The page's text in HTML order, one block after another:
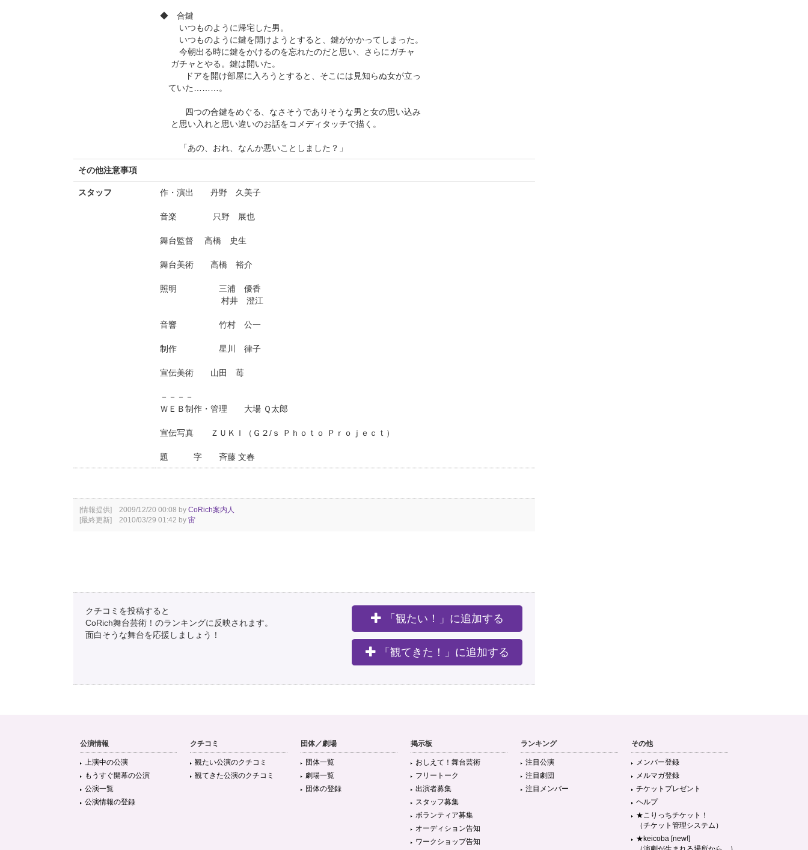
◆ 合鍵
いつものように帰宅した男。
いつものように鍵を開けようとすると、鍵がかかってしまった。
今朝出る時に鍵をかけるのを忘れたのだと思い、さらにガチャ
ガチャとやる。鍵は開いた。
ドアを開け部屋に入ろうとすると、そこには見知らぬ女が立っ
ていた………。
四つの合鍵をめぐる、なさそうでありそうな男と女の思い込み
と思い入れと思い違いのお話をコメディタッチで描く。
「あの、おれ、なんか悪いことしました？」
その他注意事項
スタッフ 作・演出 丹野 久美子
音楽 只野 展也
舞台監督 高橋 史生
舞台美術 高橋 裕介
照明 三浦 優香
村井 澄江
音響 竹村 公一
制作 星川 律子
宣伝美術 山田 苺
－－－－
ＷＥＢ制作・管理 大場 Ｑ太郎
宣伝写真 ＺＵＫＩ（Ｇ２/ｓ Ｐｈｏｔｏ Ｐｒｏｊｅｃｔ）
題 字 斉藤 文春
[情報提供] 2009/12/20 00:08 by CoRich案内人
[最終更新] 2010/03/29 01:42 by 宙
クチコミを投稿すると
CoRich舞台芸術！のランキングに反映されます。
面白そうな舞台を応援しましょう！
「観たい！」に追加する
「観てきた！」に追加する
公演情報
上演中の公演
もうすぐ開幕の公演
公演一覧
公演情報の登録
クチコミ
観たい公演のクチコミ
観てきた公演のクチコミ
団体／劇場
団体一覧
劇場一覧
団体の登録
掲示板
おしえて！舞台芸術
フリートーク
出演者募集
スタッフ募集
ボランティア募集
オーディション告知
ワークショップ告知
ランキング
注目公演
注目劇団
注目メンバー
その他
メンバー登録
メルマガ登録
チケットプレゼント
ヘルプ
★こりっちチケット！
（チケット管理システム）
★keicoba [new!]